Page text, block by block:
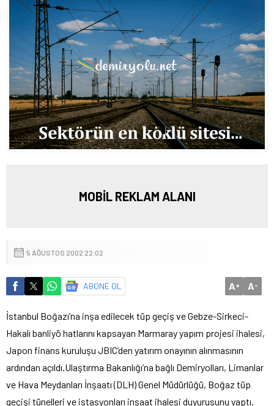
MOBİL REKLAM ALANI
5 AĞUSTOS 2002 22:02
ABONE OL A+ A-
İstanbul Boğazı’na inşa edilecek tüp geçiş ve Gebze-Sirkeci-
Hakalı banliyö hatlarını kapsayan Marmaray yapım projesi ihalesi,
Japon finans kuruluşu JBIC’den yatırım onayının alınmasının
ardından açıldı.Ulaştırma Bakanlığı’na bağlı Demiryolları, Limanlar
ve Hava Meydanları İnşaatı (DLH) Genel Müdürlüğü, Boğaz tüp
geçişi tünelleri ve istasyonları inşaat ihalesi duyurusunu yaptı.